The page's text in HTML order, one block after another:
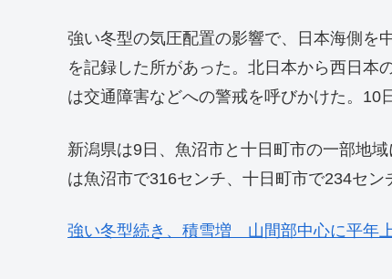
強い冬型の気圧配置の影響で、日本海側を
を記録した所があった。北日本から西日本
は交通障害などへの警戒を呼びかけた。10
新潟県は9日、魚沼市と十日町市の一部地
は魚沼市で316センチ、十日町市で234セン
強い冬型続き、積雪増 山間部中心に平年